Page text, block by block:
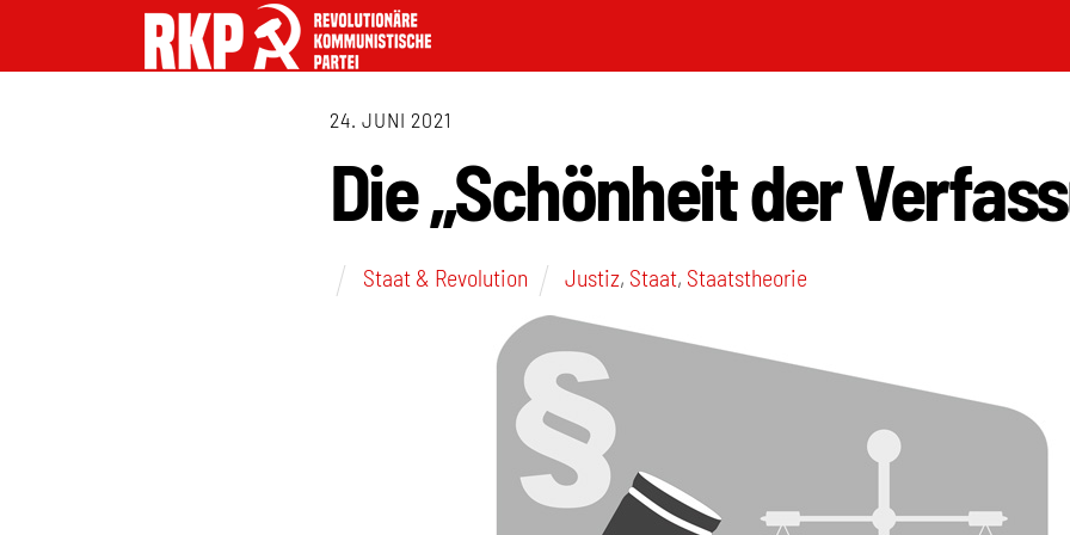
24. JUNI 2021
Die „Schönheit der
Staat & Revolution Justiz, Staat, Staatstheorie